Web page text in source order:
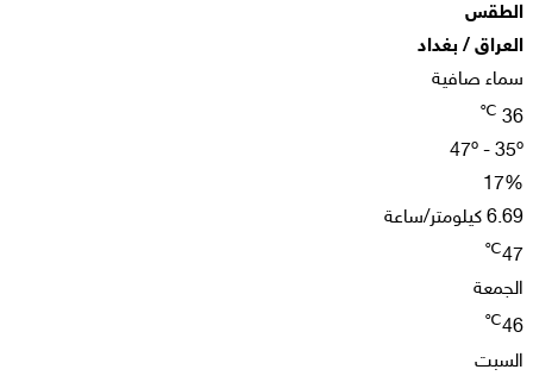
الطقس
العراق / بغداد
سماء صافية
36
℃
47º - 35º
17%
6.69 كيلومتر/ساعة
47
℃
الجمعة
46
℃
السبت